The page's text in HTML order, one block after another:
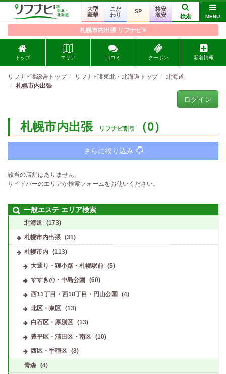
大型
豪華
こだ
わり
SP
格安
激安
検索 MENU
札幌市内出張 リフナビ®
トップ エリア 口コミ クーポン 新着情報
リフナビ®総合トップ リフナビ®東北・北海道トップ
北海道
札幌市内出張
ログイン
札幌市内出張 リフナビ割引 （0）
さらに絞り込み
該当の店舗はありません。
サイドバーのエリアか検索フォームをお使いください。
一般エステ エリア検索
北海道 (173)
札幌市内出張 (31)
札幌市内 (113)
大通り・狸小路・札幌駅前
(5)
すすきの・中島公園
(60)
西11丁目・西18丁目・円山公園
(4)
北区・東区
(13)
白石区・厚別区
(13)
豊平区・清田区・南区
(10)
西区・手稲区
(8)
青森 (4)